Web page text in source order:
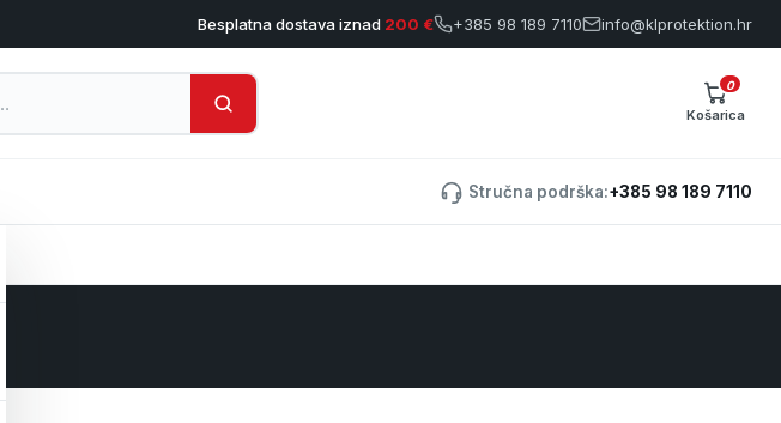
Besplatna dostava iznad 200 € +385 98 189 7110 info@klprotektion.hr
Košarica
0
Stručna podrška:+385 98 189 7110